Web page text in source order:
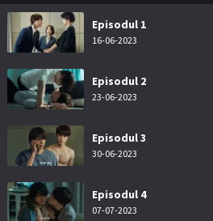
Episodul 1
16-06-2023
Episodul 2
23-06-2023
Episodul 3
30-06-2023
Episodul 4
07-07-2023